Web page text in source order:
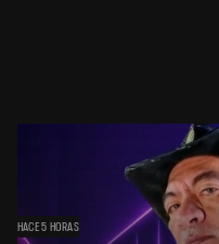
HACE 5 HORAS